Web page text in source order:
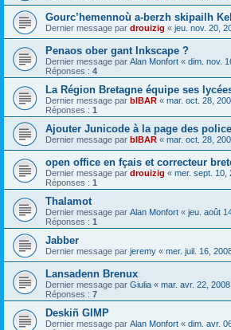
Gourc’hemennoù a-berzh skipailh
Dernier message par drouizig « jeu. nov. 20,
Penaos ober gant Inkscape ?
Dernier message par Alan Monfort « dim. nov.
Réponses : 4
La Région Bretagne équipe ses
Dernier message par bIBAR « mar. oct. 28,
Réponses : 1
Ajouter Junicode à la page des
Dernier message par bIBAR « mar. oct. 28,
open office en fçais et correcteur
Dernier message par drouizig « mer. sept. 10,
Réponses : 1
Thalamot
Dernier message par Alan Monfort « jeu. août
Réponses : 1
Jabber
Dernier message par jeremy « mer. juil. 16,
Lansadenn Brenux
Dernier message par Giulia « mar. avr. 22,
Réponses : 7
Deskiñ GIMP
Dernier message par Alan Monfort « dim. avr.